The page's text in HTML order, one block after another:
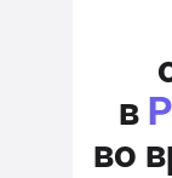
в
во